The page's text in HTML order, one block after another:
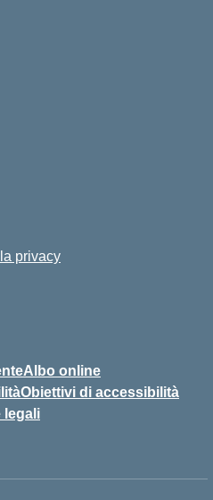
privacy
Albo online
Obiettivi di accessibilità
legali